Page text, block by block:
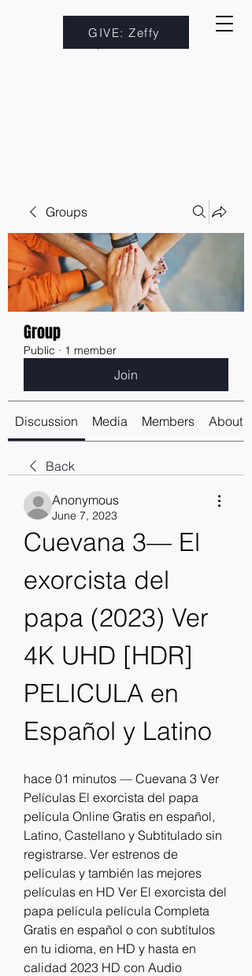
GIVE: Zeffy
Groups
Group
Public · 1 member
Join
Discussion Media Members About
Back
Anonymous
June 7, 2023
Cuevana 3— El
exorcista del
papa (2023) Ver
4K UHD [HDR]
PELICULA en
Español y Latino
hace 01 minutos — Cuevana 3 Ver
Películas El exorcista del papa
película Online Gratis en español,
Latino, Castellano y Subtitulado sin
registrarse. Ver estrenos de
películas y también las mejores
películas en HD Ver El exorcista del
papa película película Completa
Gratis en español o con subtítulos
en tu idioma, en HD y hasta en
calidad 2023 HD con Audio